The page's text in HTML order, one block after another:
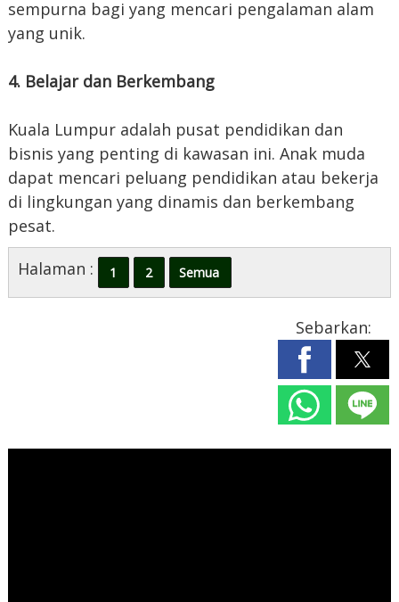
sempurna bagi yang mencari pengalaman alam
yang unik.
4. Belajar dan Berkembang
Kuala Lumpur adalah pusat pendidikan dan
bisnis yang penting di kawasan ini. Anak muda
dapat mencari peluang pendidikan atau bekerja
di lingkungan yang dinamis dan berkembang
pesat.
Halaman :
1 2 Semua
Sebarkan: